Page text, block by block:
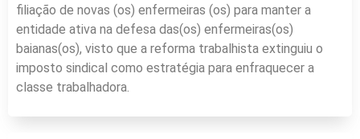
filiação de novas (os) enfermeiras (os) para manter a
entidade ativa na defesa das(os) enfermeiras(os)
baianas(os), visto que a reforma trabalhista extinguiu o
imposto sindical como estratégia para enfraquecer a
classe trabalhadora.